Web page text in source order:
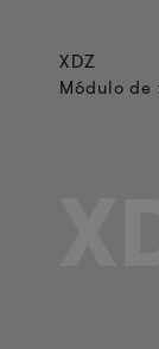
XDZ
Módulo de